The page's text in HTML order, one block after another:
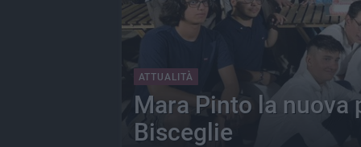
ATTUALITÀ
Mara Pinto la nuova
Bisceglie